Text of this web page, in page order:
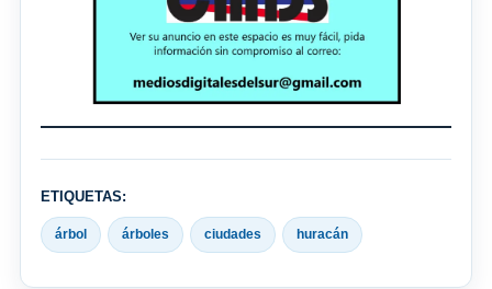
ETIQUETAS:
árbol árboles ciudades huracán